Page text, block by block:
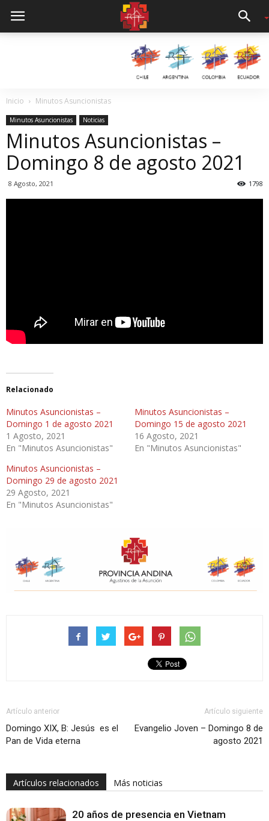
Inicio Minutos Asuncionistas
Minutos Asuncionistas Noticias
Minutos Asuncionistas –
Domingo 8 de agosto 2021
8 Agosto, 2021 1798
Relacionado
Minutos Asuncionistas –
Domingo 1 de agosto 2021
1 Agosto, 2021
En "Minutos Asuncionistas"
Minutos Asuncionistas –
Domingo 15 de agosto 2021
16 Agosto, 2021
En "Minutos Asuncionistas"
Minutos Asuncionistas –
Domingo 29 de agosto 2021
29 Agosto, 2021
En "Minutos Asuncionistas"
Artículo anterior
Domingo XIX, B: Jesús es el
Pan de Vida eterna
Artículo siguiente
Evangelio Joven – Domingo 8 de
agosto 2021
Artículos relacionados Más noticias
20 años de presencia en Vietnam